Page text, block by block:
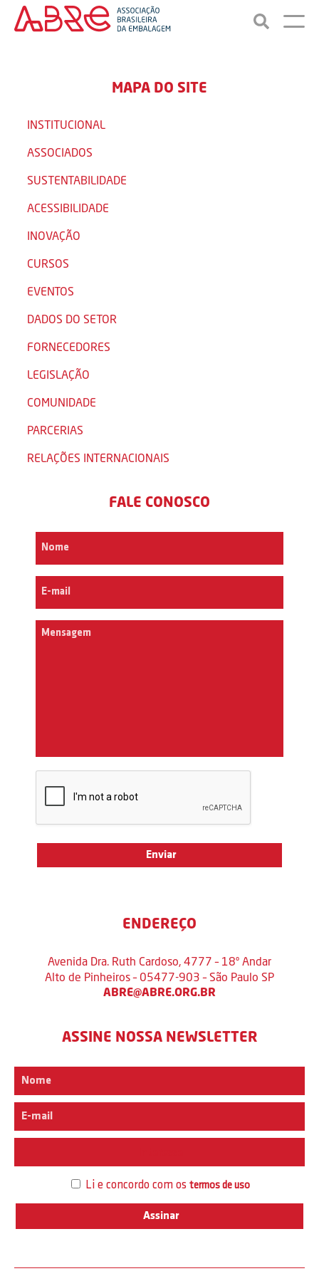
MAPA DO SITE
INSTITUCIONAL
ASSOCIADOS
SUSTENTABILIDADE
ACESSIBILIDADE
INOVAÇÃO
CURSOS
EVENTOS
DADOS DO SETOR
FORNECEDORES
LEGISLAÇÃO
COMUNIDADE
PARCERIAS
RELAÇÕES INTERNACIONAIS
FALE CONOSCO
ENDEREÇO
Avenida Dra. Ruth Cardoso, 4777 – 18º Andar
Alto de Pinheiros – 05477-903 – São Paulo SP
ABRE@ABRE.ORG.BR
ASSINE NOSSA NEWSLETTER
Li e concordo com os termos de uso